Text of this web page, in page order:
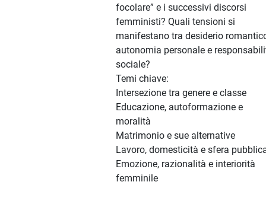
focolare” e i successivi discorsi
femministi? Quali tensioni si
manifestano tra desiderio
autonomia personale e
sociale?
Temi chiave:
Intersezione tra genere e classe
Educazione, autoformazione e
moralità
Matrimonio e sue alternative
Lavoro, domesticità e sfera
Emozione, razionalità e interiorità
femminile